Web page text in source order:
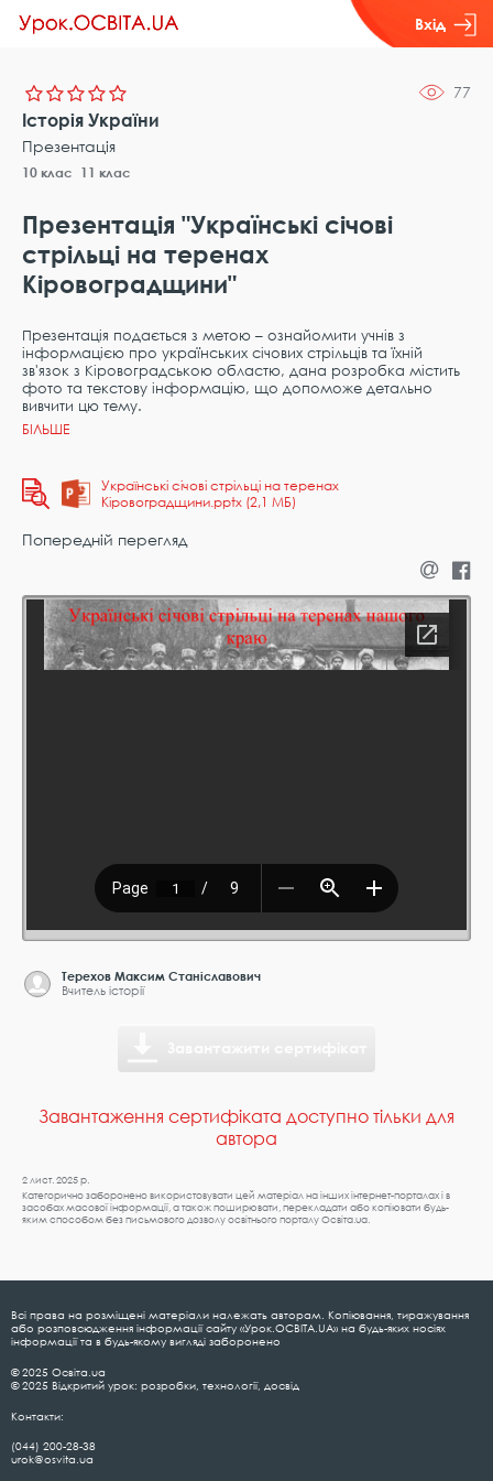
Вхід
77
Історія України
Презентація
10 клас 11 клас
Презентація "Українські січові
стрільці на теренах
Кіровоградщини"
Презентація подається з метою – ознайомити учнів з
інформацією про українських січових стрільців та їхній
зв'язок з Кіровоградською областю, дана розробка містить
фото та текстову інформацію, що допоможе детально
вивчити цю тему.
Українські січові стрільці на теренах
Кіровоградщини.pptx (2,1 МБ)
Попередній перегляд
Терехов Максим Станіславович
Вчитель історії
Завантаження сертифіката доступно тільки для
автора
2 лист. 2025 р.
Категорично заборонено використовувати цей матеріал на інших інтернет-порталах і в
засобах масової інформації, а також поширювати, перекладати або копіювати будь-
яким способом без письмового дозволу освітнього порталу Освіта.ua.
Всі права на розміщені матеріали належать авторам. Копіювання, тиражування
або розповсюдження інформації сайту «Урок.ОСВІТА.UA» на будь-яких носіях
інформації та в будь-якому вигляді заборонено
© 2025 Освіта.ua
© 2025 Відкритий урок: розробки, технології, досвід
Контакти:
(044) 200-28-38
urok@osvita.ua